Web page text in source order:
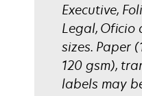
Executive,
Legal, Oficio
sizes. Paper
120 gsm),
labels may